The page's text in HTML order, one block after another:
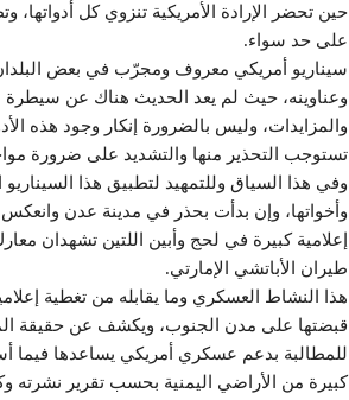
حين تحضر الإرادة الأمريكية تنزوي كل
على حد سواء.
سيناريو أمريكي معروف ومجرّب في بعض البلدان
وعناوينه، حيث لم يعد الحديث هناك عن
والمزايدات، وليس بالضرورة إنكار وجود هذه
تستوجب التحذير منها والتشديد على ضرورة
وفي هذا السياق وللتمهيد لتطبيق هذا
وأخواتها، وإن بدأت بحذر في مدينة عدن وانعكس
إعلامية كبيرة في لحج وأبين اللتين تشهدان
طيران الأباتشي الإمارتي.
هذا النشاط العسكري وما يقابله من تغطية
قبضتها على مدن الجنوب، ويكشف عن حقيقة
للمطالبة بدعم عسكري أمريكي يساعدها
كبيرة من الأراضي اليمنية بحسب تقرير نشرته